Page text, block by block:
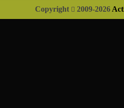
Copyright 2009-2026